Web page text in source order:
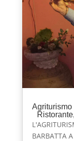
Agriturismo
BARBATTA